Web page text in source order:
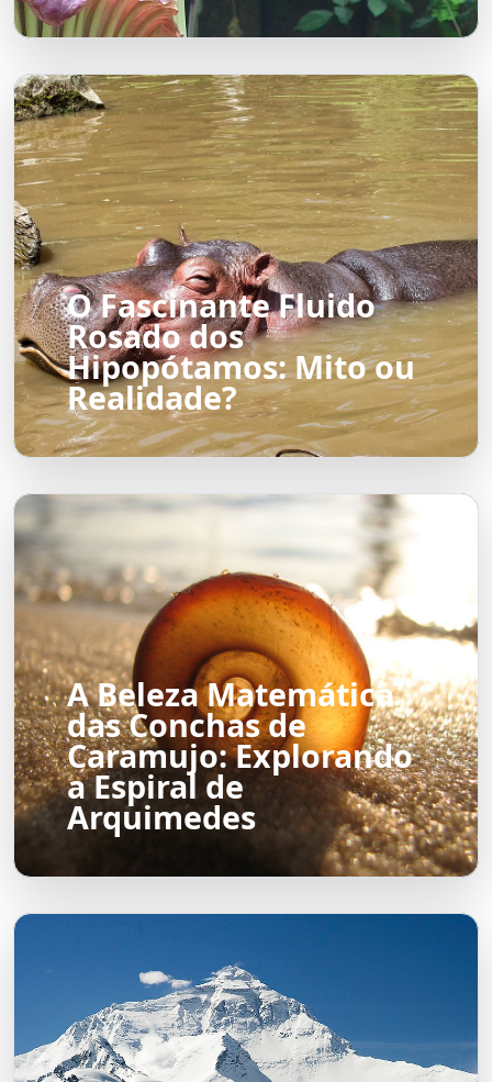
O Fascinante Fluido
Rosado dos
Hipopótamos: Mito ou
Realidade?
A Beleza Matemática
das Conchas de
Caramujo: Explorando
a Espiral de
Arquimedes